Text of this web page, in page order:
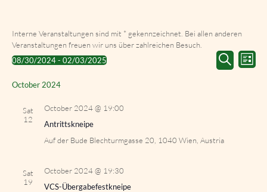
Interne Veranstaltungen sind mit * gekennzeichnet. Bei allen anderen
Veranstaltungen freuen wir uns über zahlreichen Besuch.
Events
Search
Search
Event
Views
List
08/30/2024 - 02/03/2025
date.
October 2024
Sat
12
October 2024 @ 19:00
Antrittskneipe
Auf der Bude Blechturmgasse 20, 1040 Wien, Austria
Sat
19
October 2024 @ 19:30
VCS-Übergabefestkneipe